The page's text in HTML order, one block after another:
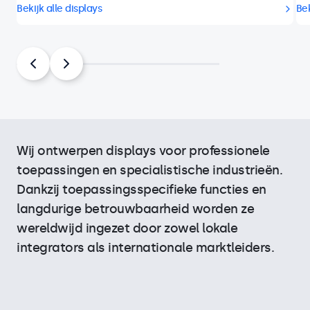
Bekijk alle displays
Wij ontwerpen displays voor professionele
toepassingen en specialistische industrieën.
Dankzij toepassingsspecifieke functies en
langdurige betrouwbaarheid worden ze
wereldwijd ingezet door zowel lokale
integrators als internationale marktleiders.